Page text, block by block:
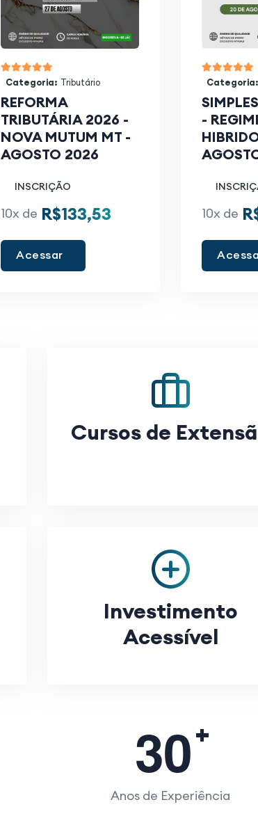
Categoria: Tributário
REFORMA
TRIBUTÁRIA 2026 -
NOVA MUTUM MT -
AGOSTO 2026
INSCRIÇÃO
10x de R$133,53
Acessar
Categoria:
-
10x de
Cursos de
Investimento
Acessível
30
Anos de Experiência